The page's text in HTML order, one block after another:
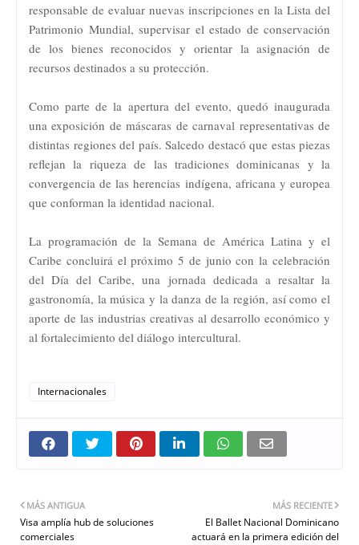
responsable de evaluar nuevas inscripciones en la Lista del
Patrimonio Mundial, supervisar el estado de conservación
de los bienes reconocidos y orientar la asignación de
recursos destinados a su protección.
Como parte de la apertura del evento, quedó inaugurada
una exposición de máscaras de carnaval representativas de
distintas regiones del país. Salcedo destacó que estas piezas
reflejan la riqueza de las tradiciones dominicanas y la
convergencia de las herencias indígena, africana y europea
que conforman la identidad nacional.
La programación de la Semana de América Latina y el
Caribe concluirá el próximo 5 de junio con la celebración
del Día del Caribe, una jornada dedicada a resaltar la
gastronomía, la música y la danza de la región, así como el
aporte de las industrias creativas al desarrollo económico y
al fortalecimiento del diálogo intercultural.
Internacionales
MÁS RECIENTE
El Ballet Nacional Dominicano
actuará en la primera edición del
MÁS ANTIGUA
Visa amplía hub de soluciones
comerciales